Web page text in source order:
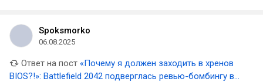
Spoksmorko
06.08.2025
Ответ на пост «Почему я должен заходить в хренов
BIOS?!»: Battlefield 2042 подверглась ревью-бомбингу в